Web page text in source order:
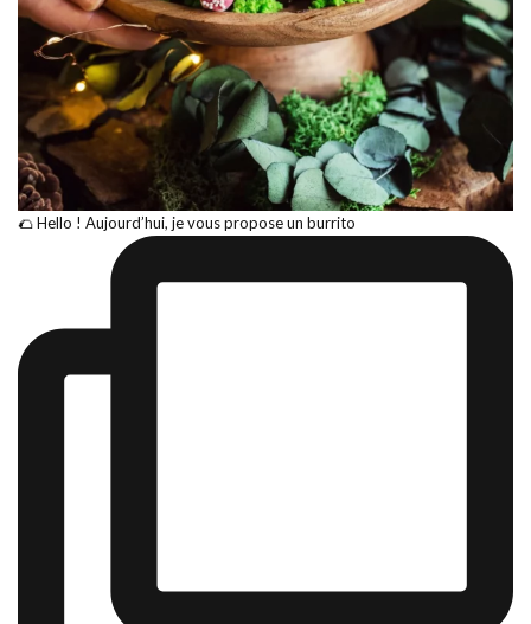
🌮 Hello ! Aujourd’hui, je vous propose un burrito